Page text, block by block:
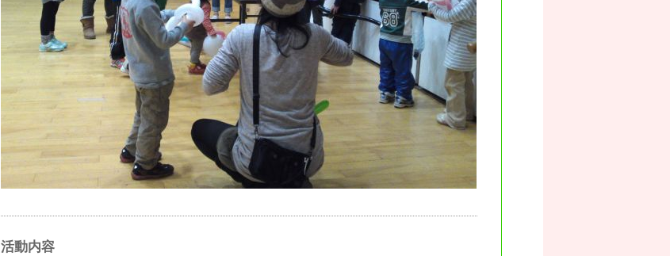
活動内容